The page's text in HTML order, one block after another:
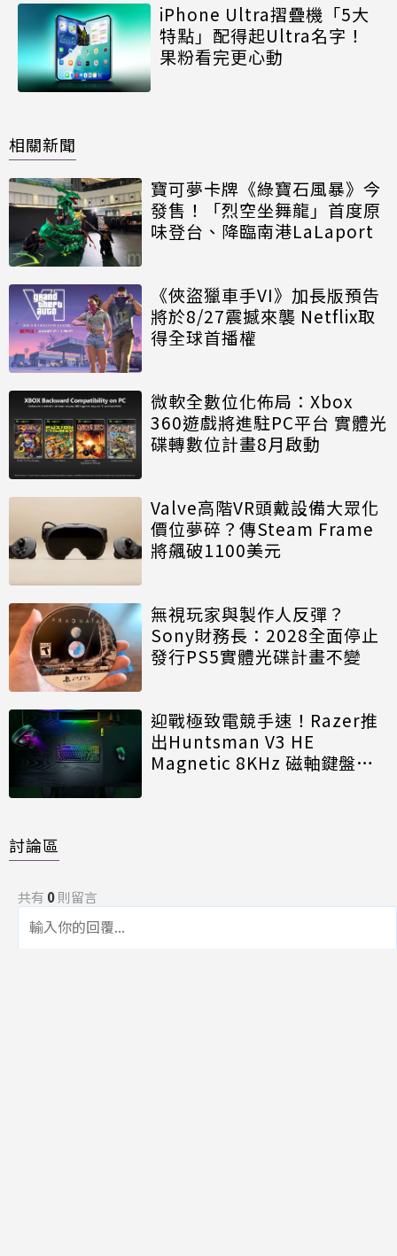
iPhone Ultra摺疊機「5大
特點」配得起Ultra名字！
果粉看完更心動
相關新聞
寶可夢卡牌《綠寶石風暴》今
發售！「烈空坐舞龍」首度原
味登台、降臨南港LaLaport
《俠盜獵車手VI》加長版預告
將於8/27震撼來襲 Netflix取
得全球首播權
微軟全數位化佈局：Xbox
360遊戲將進駐PC平台 實體光
碟轉數位計畫8月啟動
Valve高階VR頭戴設備大眾化
價位夢碎？傳Steam Frame
將飆破1100美元
無視玩家與製作人反彈？
Sony財務長：2028全面停止
發行PS5實體光碟計畫不變
迎戰極致電競手速！Razer推
出Huntsman V3 HE
Magnetic 8KHz 磁軸鍵盤效
討論區
共有 0則留言